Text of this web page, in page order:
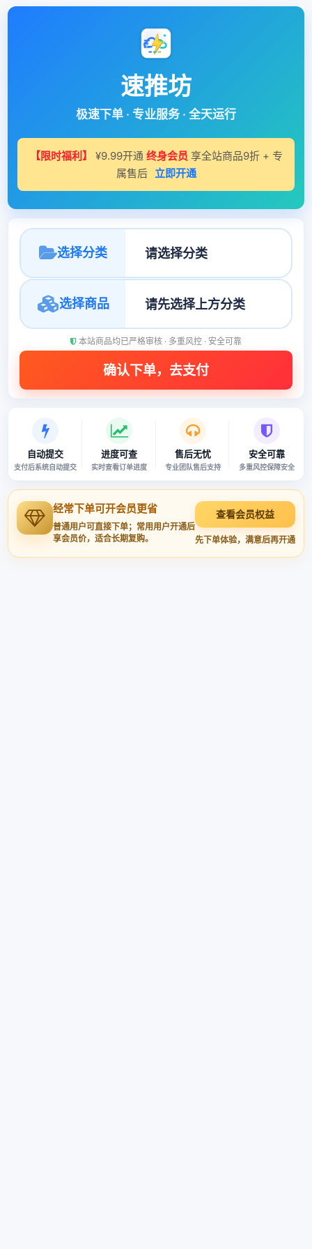
速推坊
极速下单 · 专业服务 · 全天运行
【限时福利】 ¥9.99开通 终身会员 享全站商品9折 + 专
属售后 立即开通
选择分类
选择商品
本站商品均已严格审核 · 多重风控 · 安全可靠
自动提交
支付后系统自动提交
进度可查
实时查看订单进度
售后无忧
专业团队售后支持
安全可靠
多重风控保障安全
经常下单可开会员更省
普通用户可直接下单；常用用户开通后
享会员价，适合长期复购。
查看会员权益
先下单体验，满意后再开通